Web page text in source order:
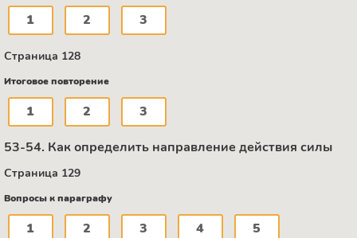
1 2 3
Страница 128
Итоговое повторение
1 2 3
53-54. Как определить направление действия силы
Страница 129
Вопросы к параграфу
1 2 3 4 5